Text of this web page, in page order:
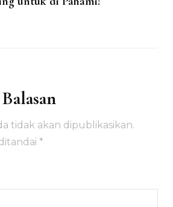
tidak akan dipublikasikan.
*